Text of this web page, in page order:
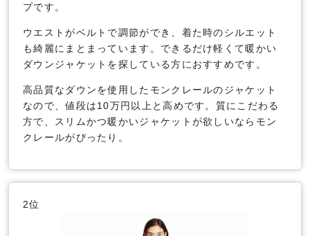
プです。
ウエストがベルトで調節ができ、着た時のシルエット
も綺麗にまとまっています。できるだけ軽くて暖かい
ダウンジャケットを探している方におすすめです。
高品質なダウンを使用したモンクレールのジャケット
なので、値段は10万円以上と高めです。質にこだわる
方で、スリムかつ暖かいジャケットが欲しいならモン
クレールがぴったり。
2位